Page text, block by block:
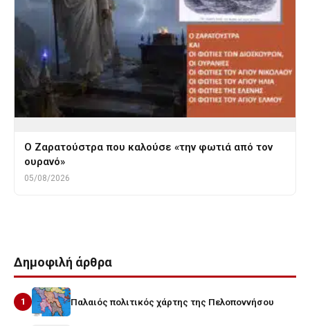
Ο Ζαρατούστρα που καλούσε «την φωτιά από τον
ουρανό»
05/08/2026
Δημοφιλή άρθρα
1 Παλαιός πολιτικός χάρτης της Πελοποννήσου